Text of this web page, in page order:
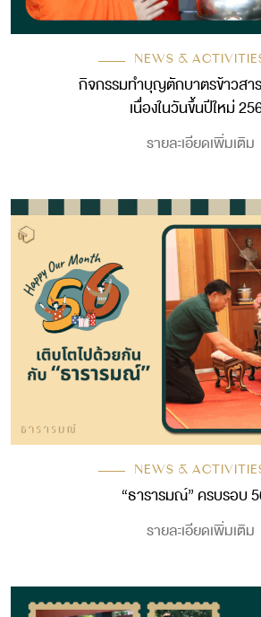
NEWS &
กิจกรรมทำบุญตักบาตรข้าวสา
เนื่องในวันขึ้นปีใหม่
รายละเอียดเพิ่มเติม
NEWS &
“ธารารมณ์” ครบรอบ
รายละเอียดเพิ่มเติม